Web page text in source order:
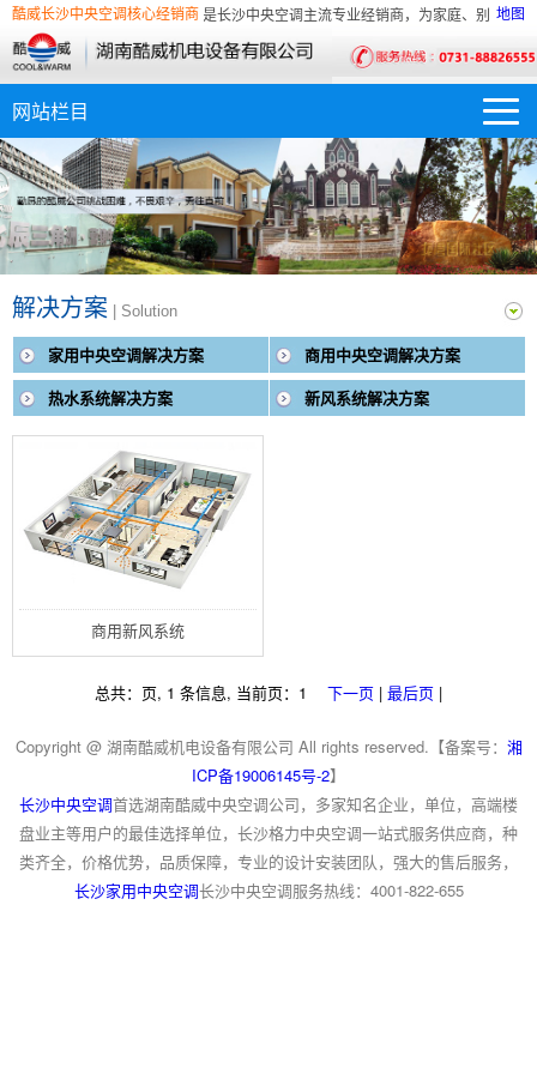
酷威长沙中央空调核心经销商 地图
湖南酷威智能科技有限公司是长沙中央空调主流专业经销商，为家庭、别墅、
式系统服务。
湖南酷威智能科技有限公司是长沙中央空调主流专业经销商，为家庭、别墅、
式系统服务。
解决方案 | Solution
家用中央空调解决方案
商用中央空调解决方案
热水系统解决方案
新风系统解决方案
商用新风系统
总共：页, 1 条信息, 当前页：1 下一页 | 最后页 |
Copyright @ 湖南酷威机电设备有限公司 All rights reserved.【备案号： 湘
ICP备19006145号-2】
长沙中央空调首选湖南酷威中央空调公司，多家知名企业，单位，高端楼
盘业主等用户的最佳选择单位，长沙格力中央空调一站式服务供应商，种
类齐全，价格优势，品质保障，专业的设计安装团队，强大的售后服务，
长沙家用中央空调长沙中央空调服务热线：4001-822-655